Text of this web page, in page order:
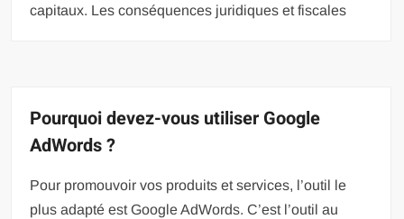
capitaux. Les conséquences juridiques et fiscales
Pourquoi devez-vous utiliser Google
AdWords ?
Pour promouvoir vos produits et services, l’outil le
plus adapté est Google AdWords. C’est l’outil au